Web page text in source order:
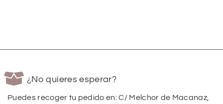
¿No quieres esperar?
Puedes recoger tu pedido en: C/ Melchor de Macanaz,